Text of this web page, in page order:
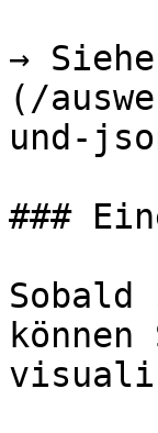
→
(/
und-
###